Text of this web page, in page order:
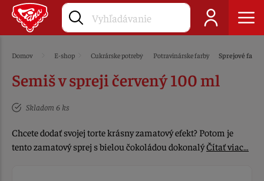
Domov E-shop Cukrárske potreby Potravinárske farby Sprejové farby
Semiš v spreji červený 100 ml
Skladom 6 ks
Chcete dodať svojej torte krásny zamatový efekt? Potom je
tento zamatový sprej s bielou čokoládou dokonalýČítať viac…